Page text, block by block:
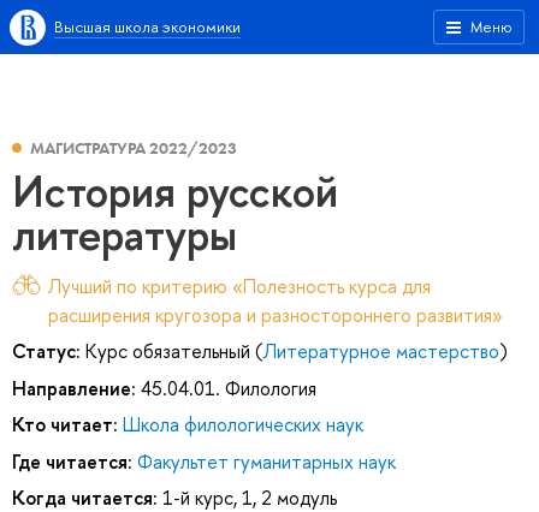
Меню
Высшая школа экономики
МАГИСТРАТУРА 2022/2023
История русской
литературы
Лучший по критерию «Полезность курса для
расширения кругозора и разностороннего развития»
Статус: Курс обязательный (Литературное мастерство)
Направление: 45.04.01. Филология
Кто читает: Школа филологических наук
Где читается: Факультет гуманитарных наук
Когда читается: 1-й курс, 1, 2 модуль